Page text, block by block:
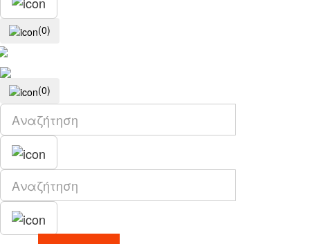
(0)
(0)